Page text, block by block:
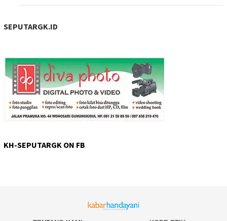
SEPUTARGK.ID
KH-SEPUTARGK ON FB